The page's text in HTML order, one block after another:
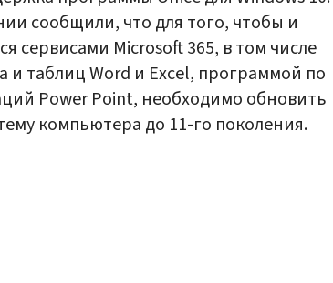
сообщили, что для того, чтобы и
сервисами Microsoft 365, в том числе
и таблиц Word и Excel, программой по
Power Point, необходимо обновить
компьютера до 11-го поколения.